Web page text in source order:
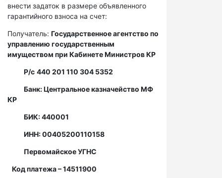
внести задаток в размере объявленного
гарантийного взноса на счет:
Получатель: Государственное агентство по
управлению государственным
имуществом при Кабинете Министров КР
Р/с 440 201 110 304 5352
Банк: Центральное казначейство МФ
КР
БИК: 440001
ИНН: 00405200110158
Первомайское УГНС
Код платежа – 14511900